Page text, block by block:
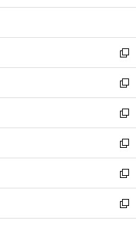
開
ウ
開
く
ン
ウ
で
開
く
ウ
ン
ド
ウ
で
開
く
新
し
い
ウ
ィ
ン
ド
ウ
で
開
く
新
し
い
ウ
ィ
ン
ド
ウ
で
開
新
し
い
ウ
ィ
ン
ド
ウ
新
し
い
ウ
ィ
ン
新
し
い
ウ
新
し